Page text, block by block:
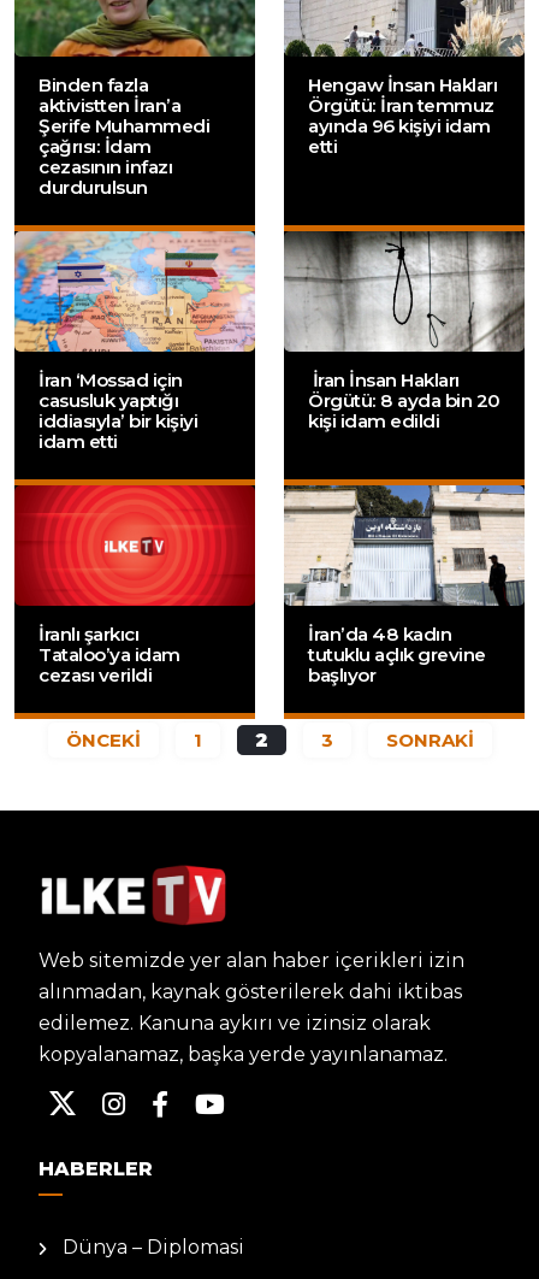
Binden fazla
aktivistten İran’a
Şerife Muhammedi
çağrısı: İdam
cezasının infazı
durdurulsun
Hengaw İnsan Hakları
Örgütü: İran temmuz
ayında 96 kişiyi idam
etti
İran ‘Mossad için
casusluk yaptığı
iddiasıyla’ bir kişiyi
idam etti
İran İnsan Hakları
Örgütü: 8 ayda bin 20
kişi idam edildi
İranlı şarkıcı
Tataloo’ya idam
cezası verildi
İran’da 48 kadın
tutuklu açlık grevine
başlıyor
ÖNCEKİ 1 2 3 SONRAKİ
Web sitemizde yer alan haber içerikleri izin
alınmadan, kaynak gösterilerek dahi iktibas
edilemez. Kanuna aykırı ve izinsiz olarak
kopyalanamaz, başka yerde yayınlanamaz.
HABERLER
Dünya – Diplomasi